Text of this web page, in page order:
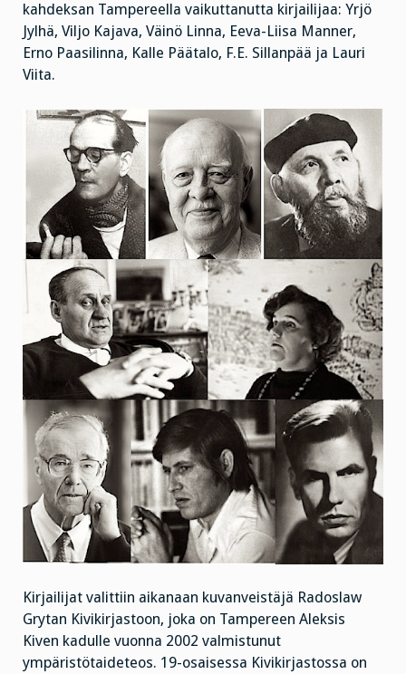
kahdeksan Tampereella vaikuttanutta kirjailijaa: Yrjö
Jylhä, Viljo Kajava, Väinö Linna, Eeva-Liisa Manner,
Erno Paasilinna, Kalle Päätalo, F.E. Sillanpää ja Lauri
Viita.
Kirjailijat valittiin aikanaan kuvanveistäjä Radoslaw
Grytan Kivikirjastoon, joka on Tampereen Aleksis
Kiven kadulle vuonna 2002 valmistunut
ympäristötaideteos. 19-osaisessa Kivikirjastossa on